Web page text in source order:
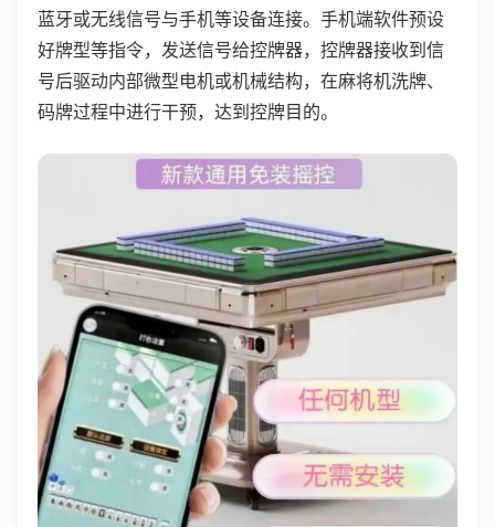
蓝牙或无线信号与手机等设备连接。手机端软件预设
好牌型等指令，发送信号给控牌器，控牌器接收到信
号后驱动内部微型电机或机械结构，在麻将机洗牌、
码牌过程中进行干预，达到控牌目的。